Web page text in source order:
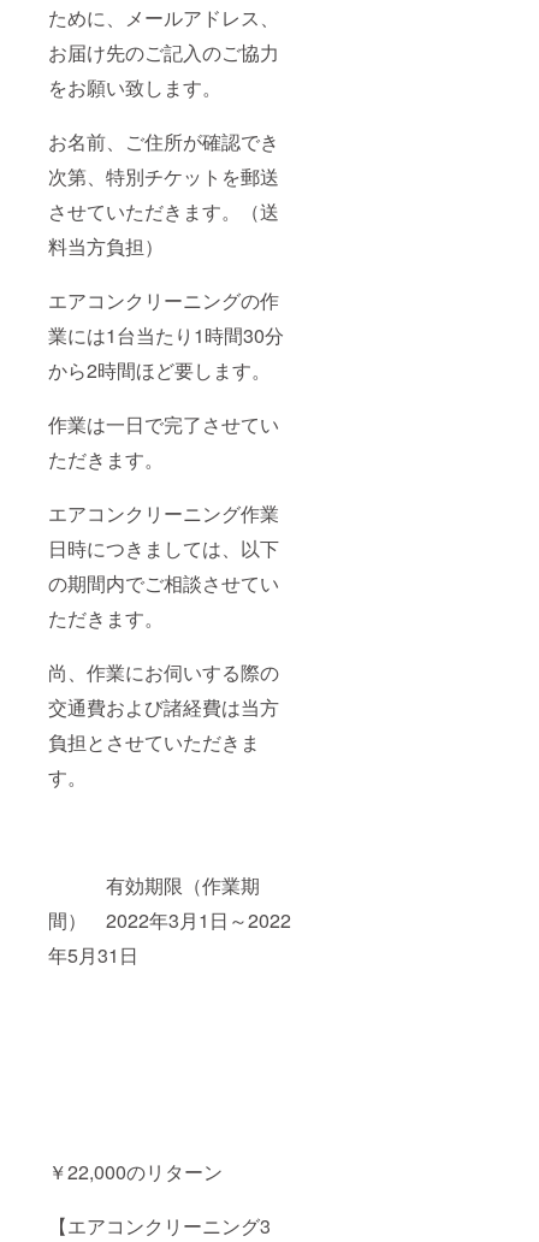
ために、メールアドレス、
お届け先のご記入のご協力
をお願い致します。
お名前、ご住所が確認でき
次第、特別チケットを郵送
させていただきます。（送
料当方負担）
エアコンクリーニングの作
業には1台当たり1時間30分
から2時間ほど要します。
作業は一日で完了させてい
ただきます。
エアコンクリーニング作業
日時につきましては、以下
の期間内でご相談させてい
ただきます。
尚、作業にお伺いする際の
交通費および諸経費は当方
負担とさせていただきま
す。
有効期限（作業期
間） 2022年3月1日～2022
年5月31日
￥22,000のリターン
【エアコンクリーニング3